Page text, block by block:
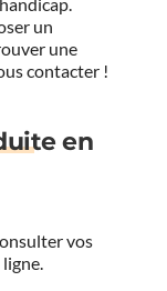
un
une
contacter !
en
vos